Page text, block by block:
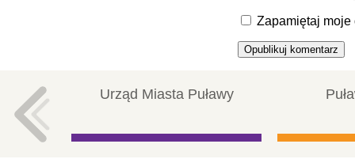
Zapamiętaj moje
Urząd Miasta Puławy